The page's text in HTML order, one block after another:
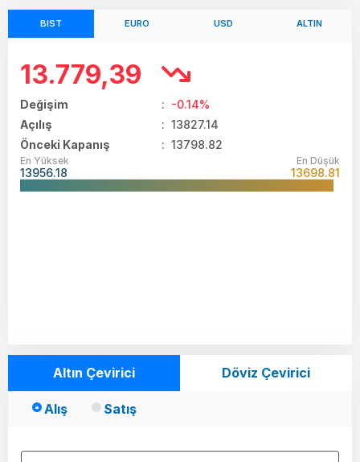
BIST EURO USD ALTIN
13.779,39
Değişim : -0.14%
Açılış
: 13827.14
Önceki Kapanış
: 13798.82
En Yüksek
13956.18
En Düşük
13698.81
Altın Çevirici Döviz Çevirici
Alış Satış